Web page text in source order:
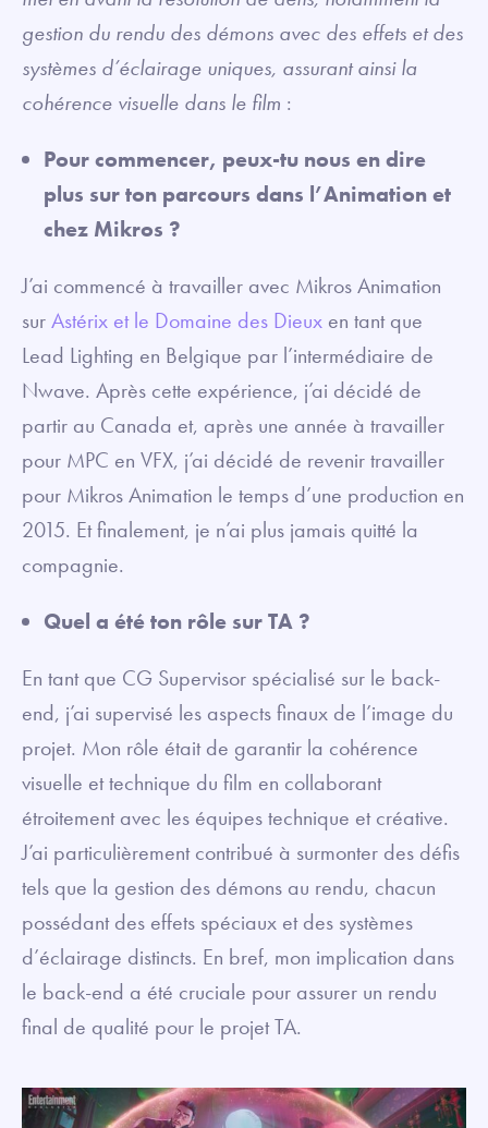
gestion du rendu des démons avec des effets et des
systèmes d’éclairage uniques, assurant ainsi la
cohérence visuelle dans le film :
Pour commencer, peux-tu nous en dire
plus sur ton parcours dans l’Animation et
chez Mikros ?
J’ai commencé à travailler avec Mikros Animation
surAstérix et le Domaine des Dieux en tant que
Lead Lighting en Belgique par l’intermédiaire de
Nwave. Après cette expérience, j’ai décidé de
partir au Canada et, après une année à travailler
pour MPC en VFX, j’ai décidé de revenir travailler
pour Mikros Animation le temps d’une production en
2015. Et finalement, je n’ai plus jamais quitté la
compagnie.
Quel a été ton rôle sur TA ?
En tant que CG Supervisor spécialisé sur le back-
end, j’ai supervisé les aspects finaux de l’image du
projet. Mon rôle était de garantir la cohérence
visuelle et technique du film en collaborant
étroitement avec les équipes technique et créative.
J’ai particulièrement contribué à surmonter des défis
tels que la gestion des démons au rendu, chacun
possédant des effets spéciaux et des systèmes
d’éclairage distincts. En bref, mon implication dans
le back-end a été cruciale pour assurer un rendu
final de qualité pour le projet TA.